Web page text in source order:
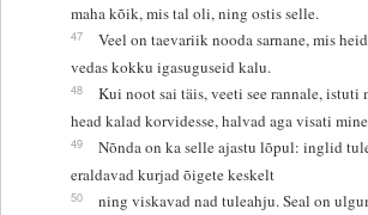
maha kõik, mis tal oli, ning ostis selle.
47
Veel on taevariik nooda sarnane, mis
vedas kokku igasuguseid kalu.
48
Kui noot sai täis, veeti see rannale, istuti
head kalad korvidesse, halvad aga visati
49
Nõnda on ka selle ajastu lõpul: inglid
eraldavad kurjad õigete keskelt
50
ning viskavad nad tuleahju. Seal on